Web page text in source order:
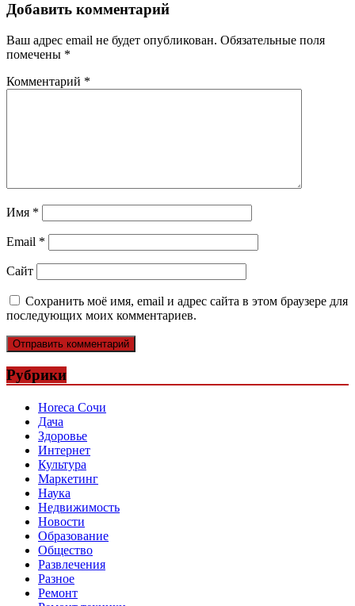
Добавить комментарий
Ваш адрес email не будет опубликован. Обязательные поля
помечены *
Комментарий *
Имя *
Email *
Сайт
Сохранить моё имя, email и адрес сайта в этом браузере для
последующих моих комментариев.
Рубрики
Horeca Сочи
Дача
Здоровье
Интернет
Культура
Маркетинг
Наука
Недвижимость
Новости
Образование
Общество
Развлечения
Разное
Ремонт